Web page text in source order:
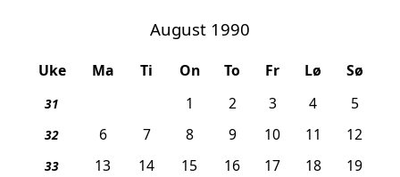
August 1990
Uke Ma Ti On To Fr Lø Sø
31 1 2 3 4 5
32 6 7 8 9 10 11 12
33 13 14 15 16 17 18 19